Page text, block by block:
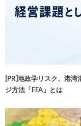
[PR]地政学リスク、港
ジ方法「FFA」とは